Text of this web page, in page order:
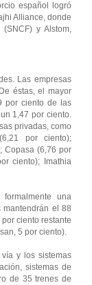
español logró
Alliance, donde
(SNCF) y Alstom,
Las empresas
éstas, el mayor
por ciento de las
1,47 por ciento.
privadas, como
por ciento);
Copasa (6,76 por
ciento); Imathia
una
el 88
ciento restante
5 por ciento).
y los sistemas
sistemas de
de 35 trenes de